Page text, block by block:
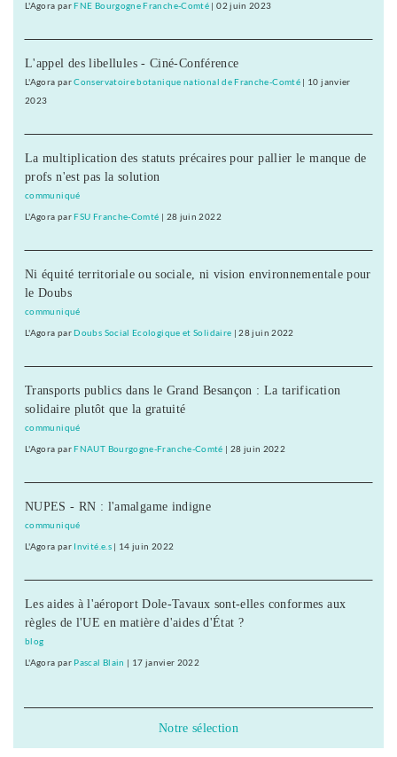
L'Agora parFNE Bourgogne Franche-Comté |02 juin 2023
L'appel des libellules - Ciné-Conférence
L'Agora parConservatoire botanique national de Franche-Comté| 10 janvier
2023
La multiplication des statuts précaires pour pallier le manque de
profs n'est pas la solution
communiqué
L'Agora parFSU Franche-Comté | 28 juin 2022
Ni équité territoriale ou sociale, ni vision environnementale pour
le Doubs
communiqué
L'Agora parDoubs Social Ecologique et Solidaire |28 juin 2022
Transports publics dans le Grand Besançon : La tarification
solidaire plutôt que la gratuité
communiqué
L'Agora parFNAUT Bourgogne-Franche-Comté | 28 juin 2022
NUPES - RN : l'amalgame indigne
communiqué
L'Agora par Invité.e.s| 14 juin 2022
Les aides à l'aéroport Dole-Tavaux sont-elles conformes aux
règles de l'UE en matière d'aides d'État ?
blog
L'Agora par Pascal Blain | 17 janvier 2022
Notre sélection